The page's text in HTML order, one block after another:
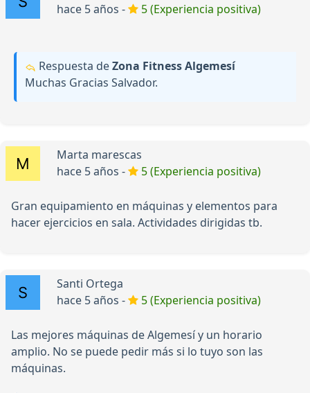
hace 5 años -
5 (Experiencia positiva)
Respuesta deZona Fitness Algemesí
Muchas Gracias Salvador.
Marta marescas
hace 5 años -
5 (Experiencia positiva)
Gran equipamiento en máquinas y elementos para
hacer ejercicios en sala. Actividades dirigidas tb.
Santi Ortega
hace 5 años -
5 (Experiencia positiva)
Las mejores máquinas de Algemesí y un horario
amplio. No se puede pedir más si lo tuyo son las
máquinas.